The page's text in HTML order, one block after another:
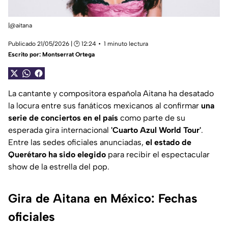
|@aitana
Publicado 21/05/2026 | 🕑 12:24
1 minuto lectura
Escrito por: Montserrat Ortega
La cantante y compositora española Aitana ha desatado
la locura entre sus fanáticos mexicanos al confirmar una
serie de conciertos en el país como parte de su
esperada gira internacional 'Cuarto Azul World Tour'.
Entre las sedes oficiales anunciadas, el estado de
Querétaro ha sido elegido para recibir el espectacular
show de la estrella del pop.
Gira de Aitana en México: Fechas
oficiales